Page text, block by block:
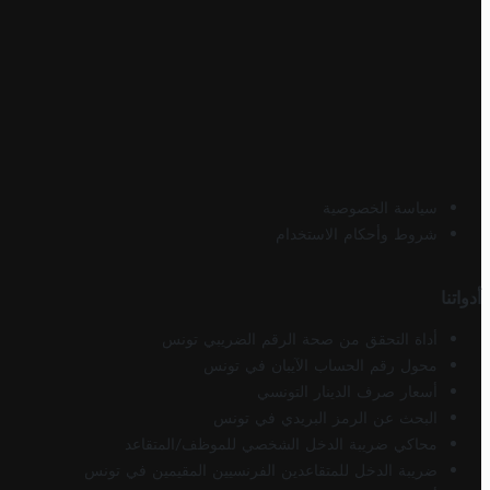
سياسة الخصوصية
شروط وأحكام الاستخدام
أدواتنا
أداة التحقق من صحة الرقم الضريبي تونس
محول رقم الحساب الآيبان في تونس
أسعار صرف الدينار التونسي
البحث عن الرمز البريدي في تونس
محاكي ضريبة الدخل الشخصي للموظف/المتقاعد
ضريبة الدخل للمتقاعدين الفرنسيين المقيمين في تونس